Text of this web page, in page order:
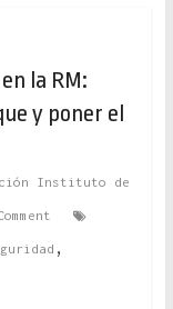
la RM:
y poner el
Instituto de
,